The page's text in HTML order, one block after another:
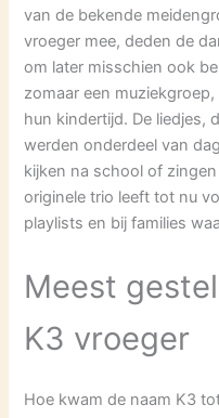
van de bekende
vroeger mee, deden de
om later misschien ook
zomaar een
hun kindertijd. De liedjes,
werden onderdeel van
kijken na school of
originele trio leeft tot nu
playlists en bij families
Meest
K3 vroeger
Hoe kwam de naam K3